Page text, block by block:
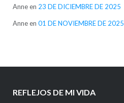
Anneen 23 DE DICIEMBRE DE 2025
Anneen 01 DE NOVIEMBRE DE 2025
REFLEJOS DE MI VIDA